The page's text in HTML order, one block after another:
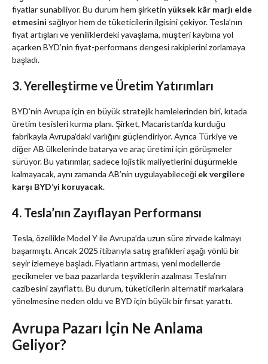
fiyatlar sunabiliyor. Bu durum hem şirketin yüksek kâr marjı elde
etmesini sağlıyor hem de tüketicilerin ilgisini çekiyor. Tesla’nın
fiyat artışları ve yeniliklerdeki yavaşlama, müşteri kaybına yol
açarken BYD’nin fiyat-performans dengesi rakiplerini zorlamaya
başladı.
3. Yerelleştirme ve Üretim Yatırımları
BYD’nin Avrupa için en büyük stratejik hamlelerinden biri, kıtada
üretim tesisleri kurma planı. Şirket, Macaristan’da kurduğu
fabrikayla Avrupa’daki varlığını güçlendiriyor. Ayrıca Türkiye ve
diğer AB ülkelerinde batarya ve araç üretimi için görüşmeler
sürüyor. Bu yatırımlar, sadece lojistik maliyetlerini düşürmekle
kalmayacak, aynı zamanda AB’nin uygulayabileceği ek vergilere
karşı BYD’yi koruyacak.
4. Tesla’nın Zayıflayan Performansı
Tesla, özellikle Model Y ile Avrupa’da uzun süre zirvede kalmayı
başarmıştı. Ancak 2025 itibarıyla satış grafikleri aşağı yönlü bir
seyir izlemeye başladı. Fiyatların artması, yeni modellerde
gecikmeler ve bazı pazarlarda teşviklerin azalması Tesla’nın
cazibesini zayıflattı. Bu durum, tüketicilerin alternatif markalara
yönelmesine neden oldu ve BYD için büyük bir fırsat yarattı.
Avrupa Pazarı İçin Ne Anlama
Geliyor?